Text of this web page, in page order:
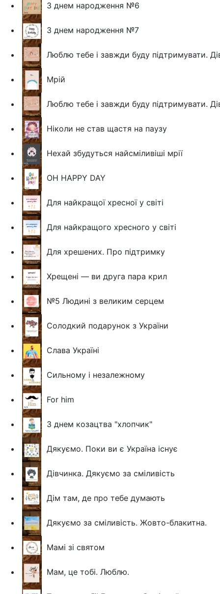
З днем народження №6
З днем народження №7
Люблю тебе і завжди буду підтримувати.
Мрій
Люблю тебе і завжди буду підтримувати.
Ніколи не став щастя на паузу
Нехай збудуться найсміливіші мрії
OH HAPPY DAY
Для найкращої хресної у світі
Для найкращого хресного у світі
Для хрешених. Про підтримку
Хрещені — ви друга пара крил
№5 Людині з великим серцем
Солодкий подарунок з України
Слава Україні
Сильному і незалежному
For him
З днем козацтва "хлопчик"
Дякуємо. Поки ви є Україна існує
Дівчинка. Дякуємо за сміливість
Дім там, де про тебе думають
Дякуємо за сміливість. Жовто-блакитна.
Мамі зі святом
Мам, це тобі. Люблю.